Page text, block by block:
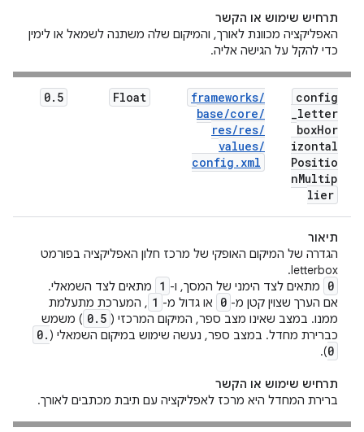
תרחיש שימוש או הקשר
האפליקציה מכוונת לאורך, והמיקום שלה משתנה לשמאל או לימין
כדי להקל על הגישה אליה.
config
_letter
boxHor
izontal
Positio
nMultip
lier
frameworks/
base/core/
res/res/
values/
config . xml
Float
0. 5
תיאור
הגדרה של המיקום האופקי של מרכז חלון האפליקציה בפורמט
letterbox.
0 מתאים לצד הימני של המסך, ו- 1
מתאים לצד השמאלי.
אם הערך שצוין קטן מ- 0 או גדול מ- 1 , המערכת מתעלמת
ממנו. במצב שאינו מצב ספר, המיקום המרכזי (
0. 5
) משמש
כברירת מחדל. במצב ספר, נעשה שימוש במיקום השמאלי ( 0.
0
).
תרחיש שימוש או הקשר
ברירת המחדל היא מרכז לאפליקציה עם תיבת מכתבים לאורך.